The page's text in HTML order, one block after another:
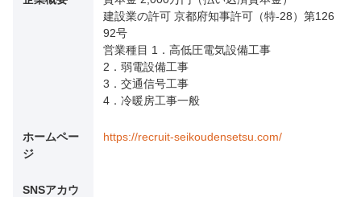
建設業の許可 京都府知事許可（特-28）第126
92号
営業種目 1．高低圧電気設備工事
2．弱電設備工事
3．交通信号工事
4．冷暖房工事一般
ホームペー
ジ
https://recruit-seikoudensetsu.com/
SNSアカウ